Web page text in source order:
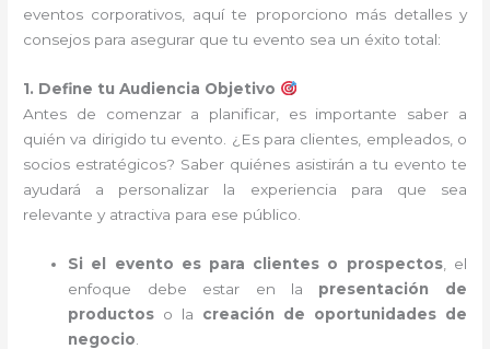
eventos corporativos, aquí te proporciono más detalles y
consejos para asegurar que tu evento sea un éxito total:
1. Define tu Audiencia Objetivo
Antes de comenzar a planificar, es importante saber a
quién va dirigido tu evento. ¿Es para clientes, empleados, o
socios estratégicos? Saber quiénes asistirán a tu evento te
ayudará a personalizar la experiencia para que sea
relevante y atractiva para ese público.
Si el evento es para clientes o prospectos, el
enfoque debe estar en la presentación de
productos o la creación de oportunidades de
negocio